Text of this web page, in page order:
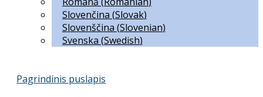
Slovenčina (Slovak)
Slovenščina (Slovenian)
Svenska (Swedish)
Pagrindinis puslapis